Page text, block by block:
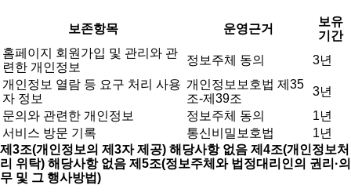
보존항목 운영근거
보유
기간
홈페이지 회원가입 및 관리와 관
련한 개인정보
정보주체 동의
3년
개인정보 열람 등 요구 처리 사용
자 정보
개인정보보호법 제35
조-제39조
3년
문의와 관련한 개인정보
정보주체 동의
1년
서비스 방문 기록
통신비밀보호법
1년
제3조(개인정보의 제3자 제공) 해당사항 없음 제4조(개인정보처
리 위탁) 해당사항 없음 제5조(정보주체와 법정대리인의 권리·의
무 및 그 행사방법)